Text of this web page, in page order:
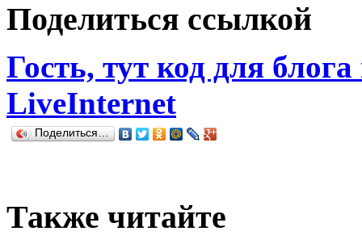
Поделиться ссылкой
Гость, тут код для
LiveInternet
Поделиться…
Также читайте